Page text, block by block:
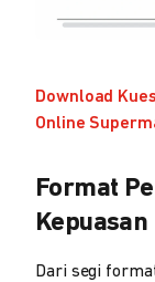
Download
Online
Format
Dari segi